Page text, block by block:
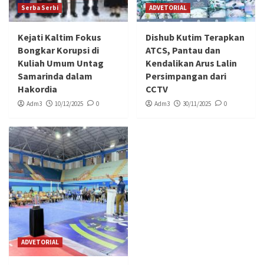
Serba Serbi
Kejati Kaltim Fokus
Bongkar Korupsi di
Kuliah Umum Untag
Samarinda dalam
Hakordia
Adm3 10/12/2025 0
ADVETORIAL
Dishub Kutim Terapkan
ATCS, Pantau dan
Kendalikan Arus Lalin
Persimpangan dari
CCTV
Adm3 30/11/2025 0
ADVETORIAL